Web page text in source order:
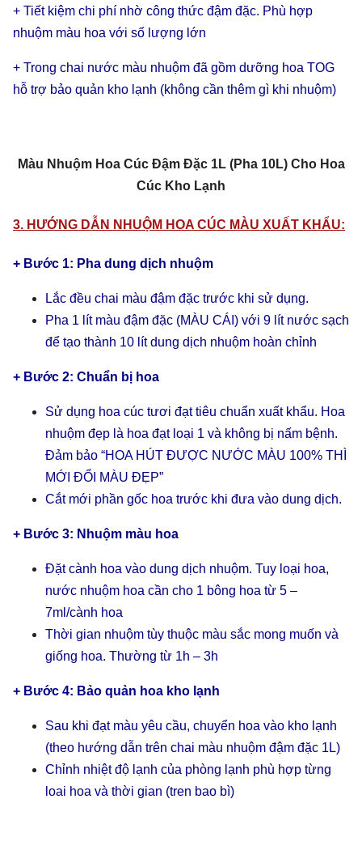
+ Tiết kiệm chi phí nhờ công thức đậm đặc. Phù hợp
nhuộm màu hoa với số lượng lớn
+ Trong chai nước màu nhuộm đã gồm dưỡng hoa TOG
hỗ trợ bảo quản kho lạnh (không cần thêm gì khi nhuộm)
Màu Nhuộm Hoa Cúc Đậm Đặc 1L (Pha 10L) Cho Hoa
Cúc Kho Lạnh
3. HƯỚNG DẪN NHUỘM HOA CÚC MÀU XUẤT KHẨU:
+ Bước 1: Pha dung dịch nhuộm
Lắc đều chai màu đậm đặc trước khi sử dụng.
Pha 1 lít màu đậm đặc (MÀU CÁI) với 9 lít nước sạch
để tạo thành 10 lít dung dịch nhuộm hoàn chỉnh
+ Bước 2: Chuẩn bị hoa
Sử dụng hoa cúc tươi đạt tiêu chuẩn xuất khẩu. Hoa
nhuộm đẹp là hoa đạt loại 1 và không bị nấm bệnh.
Đảm bảo “HOA HÚT ĐƯỢC NƯỚC MÀU 100% THÌ
MỚI ĐỔI MÀU ĐẸP”
Cắt mới phần gốc hoa trước khi đưa vào dung dịch.
+ Bước 3: Nhuộm màu hoa
Đặt cành hoa vào dung dịch nhuộm. Tuy loại hoa,
nước nhuộm hoa cần cho 1 bông hoa từ 5 –
7ml/cành hoa
Thời gian nhuộm tùy thuộc màu sắc mong muốn và
giống hoa. Thường từ 1h – 3h
+ Bước 4: Bảo quản hoa kho lạnh
Sau khi đạt màu yêu cầu, chuyển hoa vào kho lạnh
(theo hướng dẫn trên chai màu nhuộm đậm đặc 1L)
Chỉnh nhiệt độ lạnh của phòng lạnh phù hợp từng
loai hoa và thời gian (tren bao bì)